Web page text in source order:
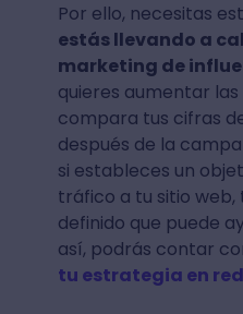
Por ello, necesitas
estás llevando a
marketing de
quieres aumentar
compara tus cifras
después de la
si estableces un
tráfico a tu sitio web,
definido que puede
así, podrás contar
tu estrategia en